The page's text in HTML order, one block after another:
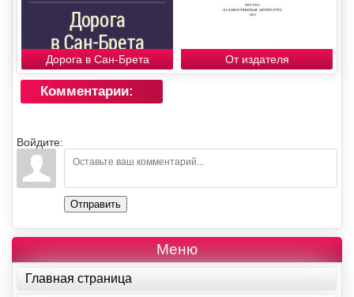
Дорога в Сан-Брета От издателя
Комментарии:
Войдите:
Отправить
Меню
Главная страница